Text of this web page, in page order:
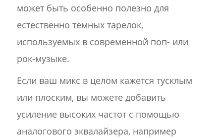
может быть особенно полезно для
естественно темных тарелок,
используемых в современной поп- или
рок-музыке.
Если ваш микс в целом кажется тусклым
или плоским, вы можете добавить
усиление высоких частот с помощью
аналогового эквалайзера, например